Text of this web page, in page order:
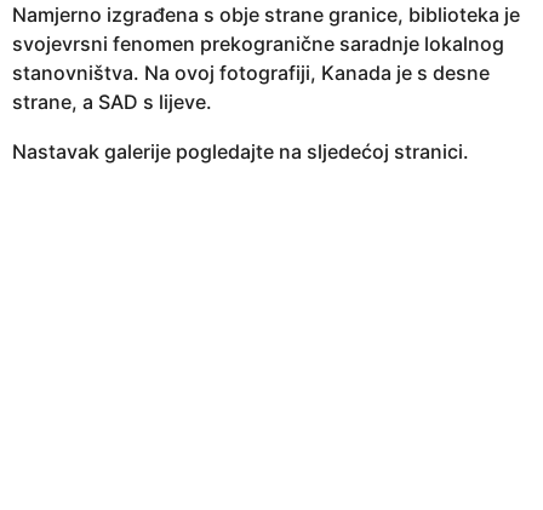
Namjerno izgrađena s obje strane granice, biblioteka je
svojevrsni fenomen prekogranične saradnje lokalnog
stanovništva. Na ovoj fotografiji, Kanada je s desne
strane, a SAD s lijeve.
Nastavak galerije pogledajte na sljedećoj stranici.